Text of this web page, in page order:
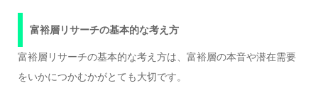
富裕層リサーチの基本的な考え方
富裕層リサーチの基本的な考え方は、富裕層の本音や潜在需要
をいかにつかむかがとても大切です。